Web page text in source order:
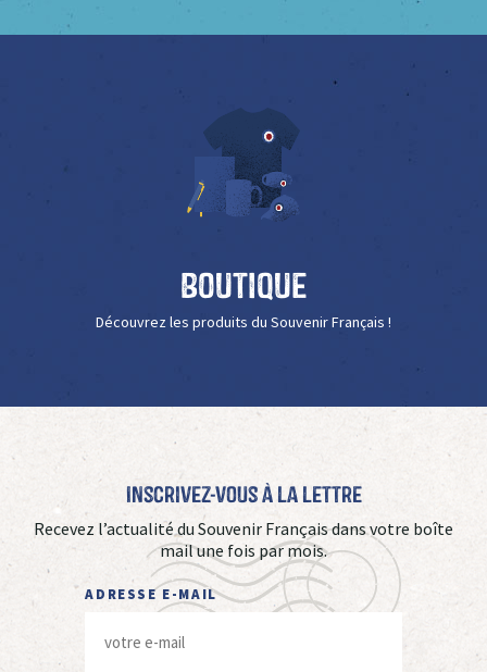
Boutique
Découvrez les produits du Souvenir Français !
Inscrivez-vous à La Lettre
Recevez l’actualité du Souvenir Français dans votre boîte
mail une fois par mois.
ADRESSE E-MAIL